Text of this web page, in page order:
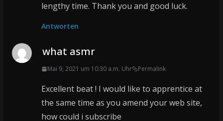
lengthy time. Thank you and good luck.
Antworten
what asmr
Mai 9, 2021 um 10:30 a.m. Uhr Permalink
Excellent beat ! I would like to apprentice at
the same time as you amend your web site,
how could i subscribe